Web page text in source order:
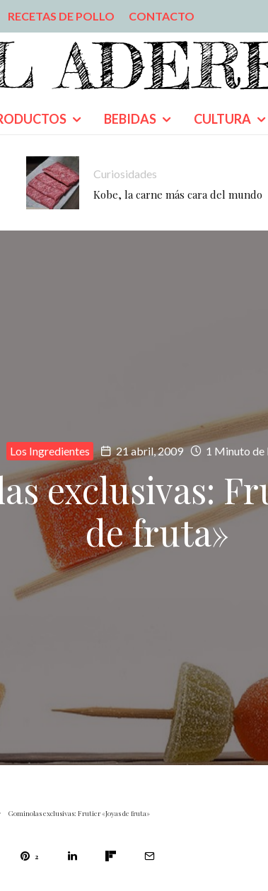
RECETAS DE POLLO CONTACTO
BEBIDAS CULTURA
Curiosidades
Kobe, la carne más cara del mundo
Los Ingredientes 21 abril, 2009 1 Minuto de
exclusivas:
de fruta»
Gominolas exclusivas: Frutier «Joyas de fruta»
2